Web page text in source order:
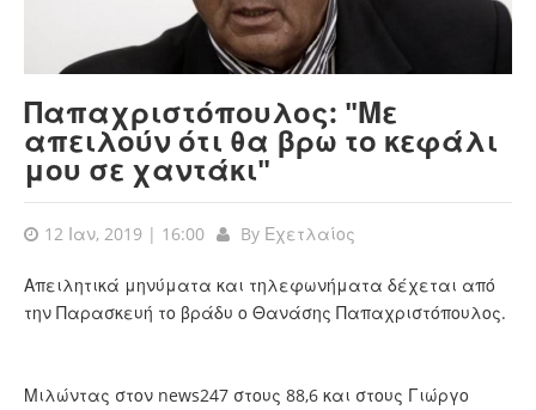
Παπαχριστόπουλος: "Με
απειλούν ότι θα βρω το κεφάλι
μου σε χαντάκι"
12 Ιαν, 2019 | 16:00 By Εχετλαίος
Απειλητικά μηνύματα και τηλεφωνήματα δέχεται από
την Παρασκευή το βράδυ ο Θανάσης Παπαχριστόπουλος.
Μιλώντας στον news247 στους 88,6 και στους Γιώργο